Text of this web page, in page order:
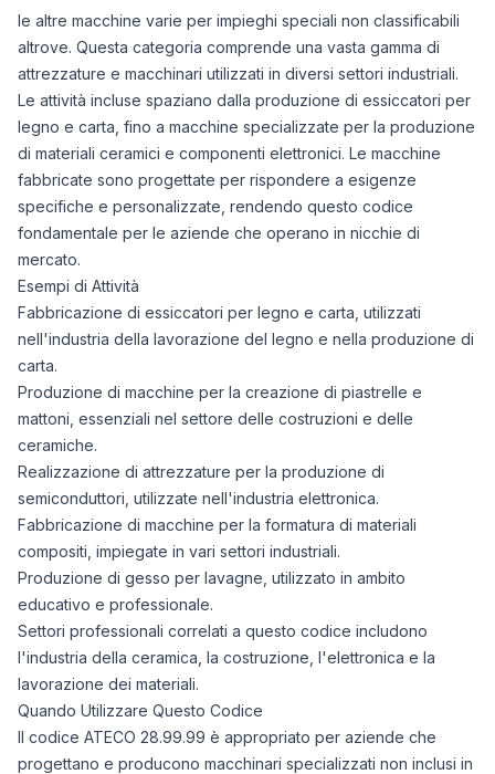
le altre macchine varie per impieghi speciali non classificabili
altrove. Questa categoria comprende una vasta gamma di
attrezzature e macchinari utilizzati in diversi settori industriali.
Le attività incluse spaziano dalla produzione di essiccatori per
legno e carta, fino a macchine specializzate per la produzione
di materiali ceramici e componenti elettronici. Le macchine
fabbricate sono progettate per rispondere a esigenze
specifiche e personalizzate, rendendo questo codice
fondamentale per le aziende che operano in nicchie di
mercato.
Esempi di Attività
Fabbricazione di essiccatori per legno e carta, utilizzati
nell'industria della lavorazione del legno e nella produzione di
carta.
Produzione di macchine per la creazione di piastrelle e
mattoni, essenziali nel settore delle costruzioni e delle
ceramiche.
Realizzazione di attrezzature per la produzione di
semiconduttori, utilizzate nell'industria elettronica.
Fabbricazione di macchine per la formatura di materiali
compositi, impiegate in vari settori industriali.
Produzione di gesso per lavagne, utilizzato in ambito
educativo e professionale.
Settori professionali correlati a questo codice includono
l'industria della ceramica, la costruzione, l'elettronica e la
lavorazione dei materiali.
Quando Utilizzare Questo Codice
Il codice ATECO 28.99.99 è appropriato per aziende che
progettano e producono macchinari specializzati non inclusi in